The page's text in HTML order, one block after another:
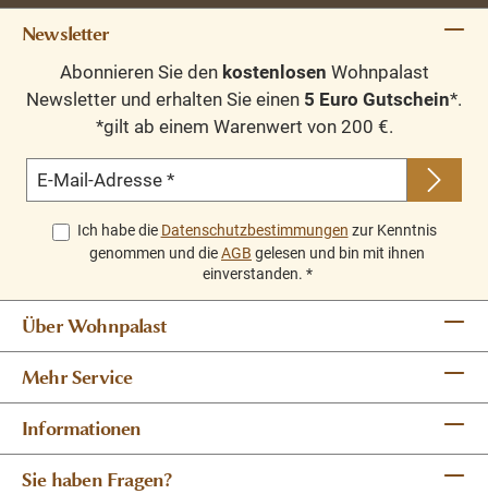
Newsletter
Abonnieren Sie den kostenlosen Wohnpalast
Newsletter und erhalten Sie einen 5 Euro Gutschein*.
*gilt ab einem Warenwert von 200 €.
E-Mail-Adresse *
Ich habe die Datenschutzbestimmungen zur Kenntnis
genommen und dieAGB gelesen und bin mit ihnen
einverstanden. *
Über Wohnpalast
Mehr Service
Informationen
Sie haben Fragen?